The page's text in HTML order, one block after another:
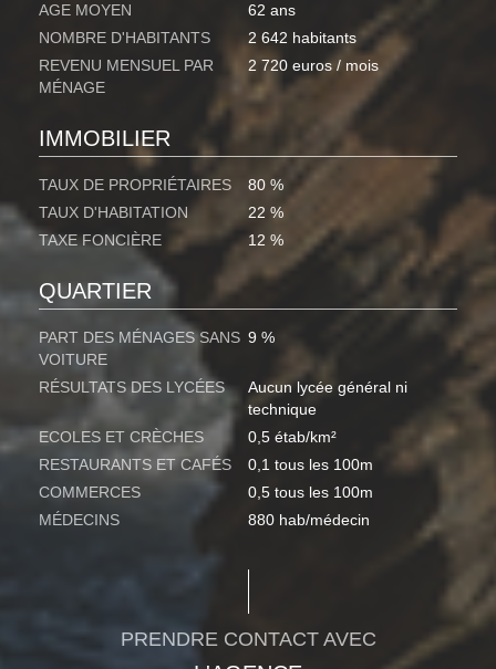
AGE MOYEN
62 ans
NOMBRE D'HABITANTS
2 642 habitants
REVENU MENSUEL PAR
MÉNAGE
2 720 euros / mois
IMMOBILIER
TAUX DE PROPRIÉTAIRES
80 %
TAUX D'HABITATION
22 %
TAXE FONCIÈRE
12 %
QUARTIER
PART DES MÉNAGES SANS
VOITURE
9 %
RÉSULTATS DES LYCÉES
Aucun lycée général ni
technique
ECOLES ET CRÈCHES
0,5 étab/km²
RESTAURANTS ET CAFÉS
0,1 tous les 100m
COMMERCES
0,5 tous les 100m
MÉDECINS
880 hab/médecin
PRENDRE CONTACT AVEC